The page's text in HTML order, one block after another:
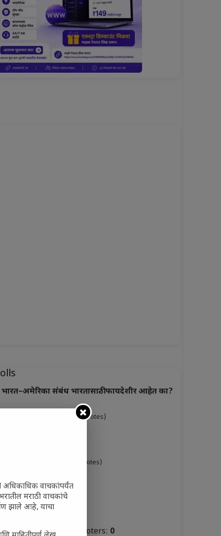
भारत–अमेरिका संबंध भारतासाठी फायदेशीर आहेत का?
(0%, 0 Votes)
(0%, 0 Votes)
(0%, 6 Votes)
(0%, 3 Votes)
Total Voters: 0
वाचकांपर्यंत
मराठी वाचकांचे
झाले आहे, याचा